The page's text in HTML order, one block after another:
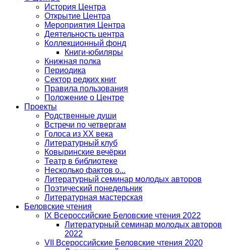
История Центра
Открытие Центра
Мероприятия Центра
Деятельность центра
Коллекционный фонд
Книги-юбиляры
Книжная полка
Периодика
Сектор редких книг
Правила пользования
Положение о Центре
Проекты
Родственные души
Встречи по четвергам
Голоса из ХХ века
Литературный клуб
Ковыринские вечёрки
Театр в библиотеке
Несколько фактов о...
Литературный семинар молодых авторов
Поэтический понедельник
Литературная мастерская
Беловские чтения
IX Всероссийские Беловские чтения 2022
Литературный семинар молодых авторов
2022
VII Всероссийские Беловские чтения 2020